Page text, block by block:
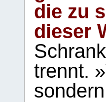
die zu
dieser
trennt.